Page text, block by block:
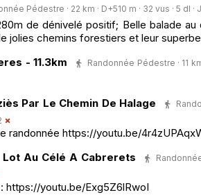
Pédestre · 22 km · D+510 m · 32 vus · 5 dl ·
de dénivelé positif; Belle balade
jolies chemins forestiers et leur
- 11.3km
Randonnée Pédestre · 11
Par Le Chemin De Halage
randonnée https://youtu.be/
Lot Au Célé A Cabrerets
https://youtu.be/Exg5Z6lRwoI